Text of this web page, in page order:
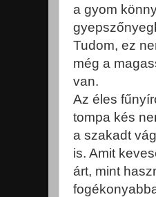
a gyom
Tudom, ez
még a
van.
Az éles
tompa kés
a szakadt
is. Amit
árt, mint